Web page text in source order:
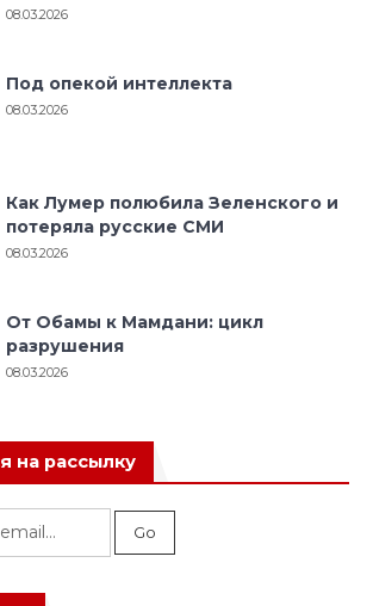
08.03.2026
Под опекой интеллекта
08.03.2026
Как Лумер полюбила Зеленского и
потеряла русские СМИ
08.03.2026
От Обамы к Мамдани: цикл
разрушения
08.03.2026
на рассылку